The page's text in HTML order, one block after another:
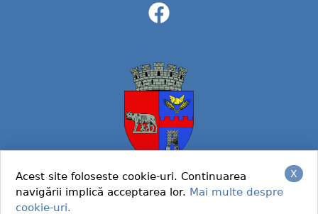
© 2022 Primaria Caracal
X
Acest site foloseste cookie-uri. Continuarea
navigării implică acceptarea lor. Mai multe despre
cookie-uri.